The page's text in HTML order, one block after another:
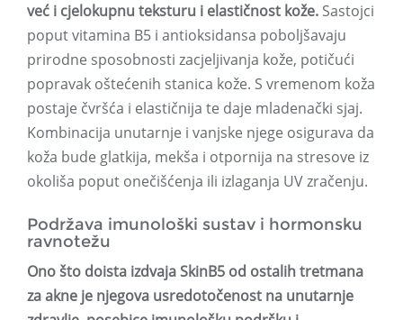
već i cjelokupnu teksturu i elastičnost kože. Sastojci
poput vitamina B5 i antioksidansa poboljšavaju
prirodne sposobnosti zacjeljivanja kože, potičući
popravak oštećenih stanica kože. S vremenom koža
postaje čvršća i elastičnija te daje mladenački sjaj.
Kombinacija unutarnje i vanjske njege osigurava da
koža bude glatkija, mekša i otpornija na stresove iz
okoliša poput onečišćenja ili izlaganja UV zračenju.
Podržava imunološki sustav i hormonsku
ravnotežu
Ono što doista izdvaja SkinB5 od ostalih tretmana
za akne je njegova usredotočenost na unutarnje